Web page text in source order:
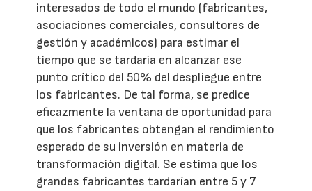
interesados de todo el mundo (fabricantes,
asociaciones comerciales, consultores de
gestión y académicos) para estimar el
tiempo que se tardaría en alcanzar ese
punto crítico del 50% del despliegue entre
los fabricantes. De tal forma, se predice
eficazmente la ventana de oportunidad para
que los fabricantes obtengan el rendimiento
esperado de su inversión en materia de
transformación digital. Se estima que los
grandes fabricantes tardarían entre 5 y 7